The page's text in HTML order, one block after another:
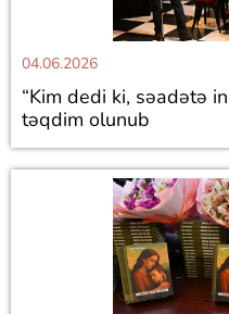
04.06.2026
“Kim dedi ki, səadətə
təqdim olunub